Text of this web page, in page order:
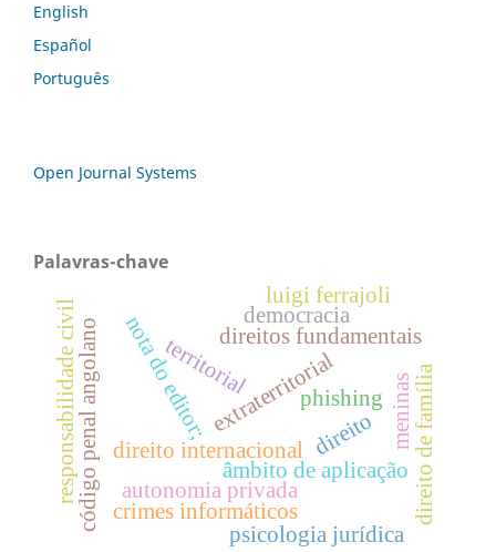
English
Español
Português
Open Journal Systems
Palavras-chave
direito
direito internacional
nota do editor;
âmbito de aplicação
territorialextraterritorial
autonomia privada
direitos fundamentais
phishing
código penal angolano crimes informáticos
responsabilidade civil direito de família
psicologia jurídica
democracia
luigi ferrajoli
meninas